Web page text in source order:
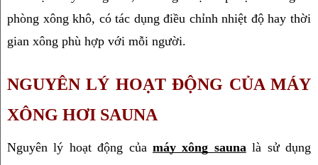
phòng xông khô, có tác dụng điều chỉnh nhiệt độ hay thời
gian xông phù hợp với mỗi người.
NGUYÊN LÝ HOẠT ĐỘNG CỦA MÁY
XÔNG HƠI SAUNA
Nguyên lý hoạt động của máy xông sauna là sử dụng